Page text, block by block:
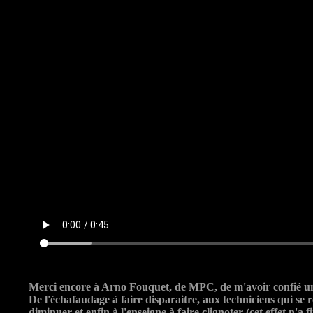
Merci encore à Arno Fouquet, de MPC, de m'avoir confié
De l'échafaudage à faire disparaitre, aux techniciens qui